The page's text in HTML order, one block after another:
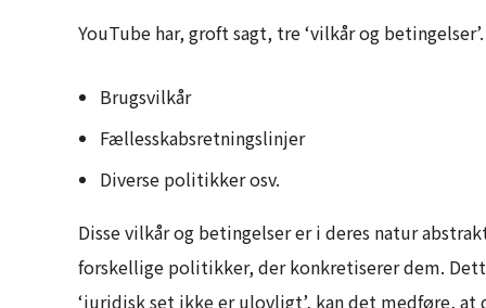
YouTube har, groft sagt, tre ‘vilkår og betingelser’.
Brugsvilkår
Fællesskabsretningslinjer
Diverse politikker osv.
Disse vilkår og betingelser er i deres natur
forskellige politikker, der konkretiserer dem.
‘juridisk set ikke er ulovligt’, kan det medføre,